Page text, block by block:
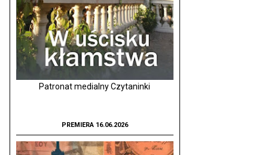
Patronat medialny Czytaninki
PREMIERA 16.06.2026